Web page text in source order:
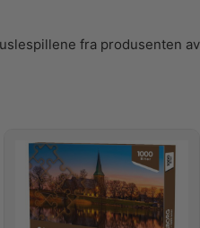
fra produsenten av